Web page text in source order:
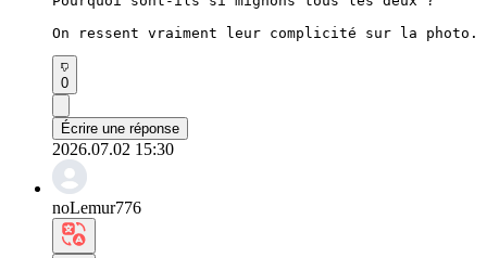
On ressent vraiment leur complicité sur la photo.
0
Écrire une réponse
2026.07.02 15:30
noLemur776